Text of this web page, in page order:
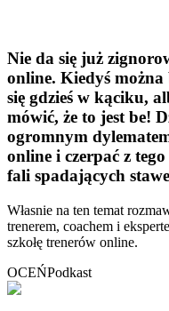
Nie da się już
online. Kiedyś można
się gdzieś w kąciku,
mówić, że to jest be!
ogromnym
online i czerpać z
fali spadających
Własnie na ten temat
trenerem, coachem i
szkołę trenerów online.
OCEŃPodkast